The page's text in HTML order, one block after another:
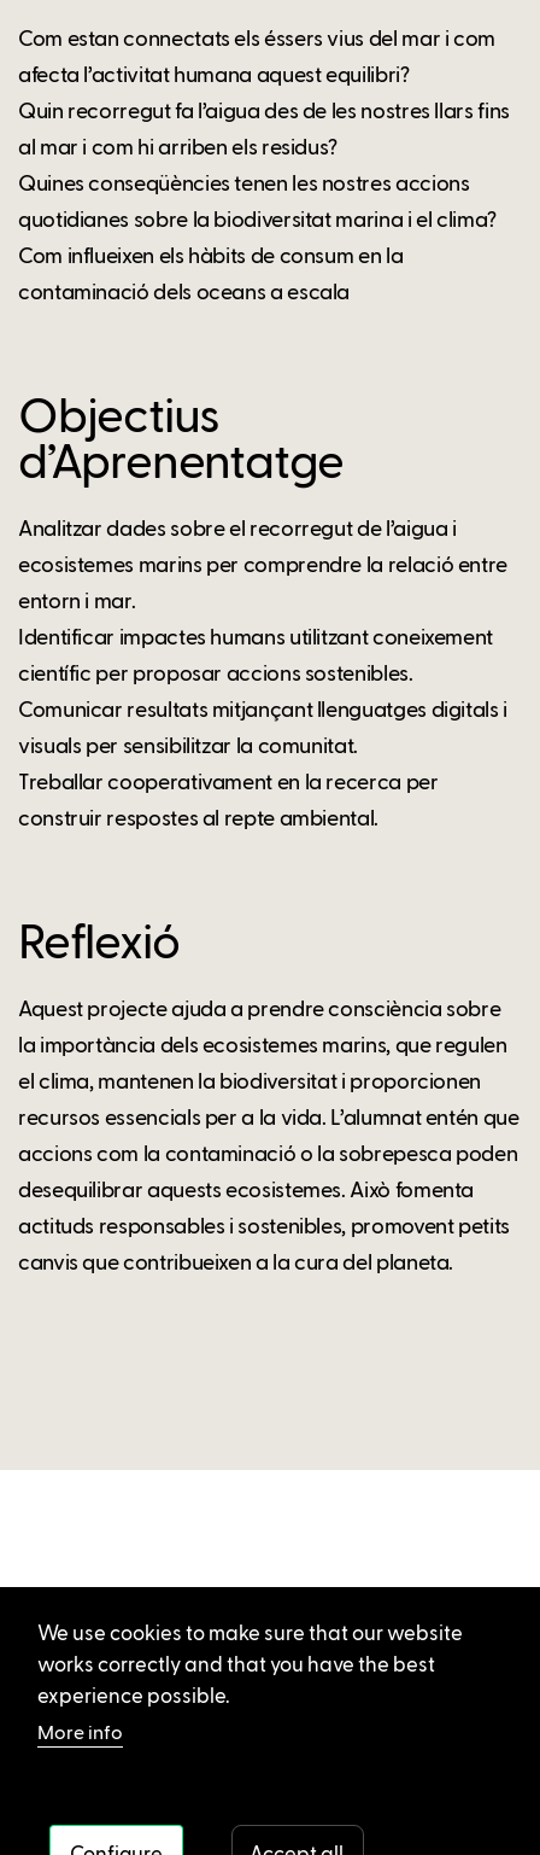
Com estan connectats els éssers vius del mar i com
afecta l’activitat humana aquest equilibri?
Quin recorregut fa l’aigua des de les nostres llars fins
al mar i com hi arriben els residus?
Quines conseqüències tenen les nostres accions
quotidianes sobre la biodiversitat marina i el clima?
Com influeixen els hàbits de consum en la
contaminació dels oceans a escala
Objectius
d’Aprenentatge
Analitzar dades sobre el recorregut de l’aigua i
ecosistemes marins per comprendre la relació entre
entorn i mar.
Identificar impactes humans utilitzant coneixement
científic per proposar accions sostenibles.
Comunicar resultats mitjançant llenguatges digitals i
visuals per sensibilitzar la comunitat.
Treballar cooperativament en la recerca per
construir respostes al repte ambiental.
Reflexió
Aquest projecte ajuda a prendre consciència sobre
la importància dels ecosistemes marins, que regulen
el clima, mantenen la biodiversitat i proporcionen
recursos essencials per a la vida. L’alumnat entén que
accions com la contaminació o la sobrepesca poden
desequilibrar aquests ecosistemes. Això fomenta
actituds responsables i sostenibles, promovent petits
canvis que contribueixen a la cura del planeta.
We use cookies to make sure that our website
works correctly and that you have the best
experience possible.
More info